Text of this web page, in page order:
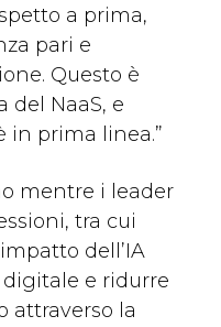
a prima,
pari e
Questo è
del NaaS, e
in prima linea.”
mentre i leader
tra cui
dell’IA
e ridurre
attraverso la